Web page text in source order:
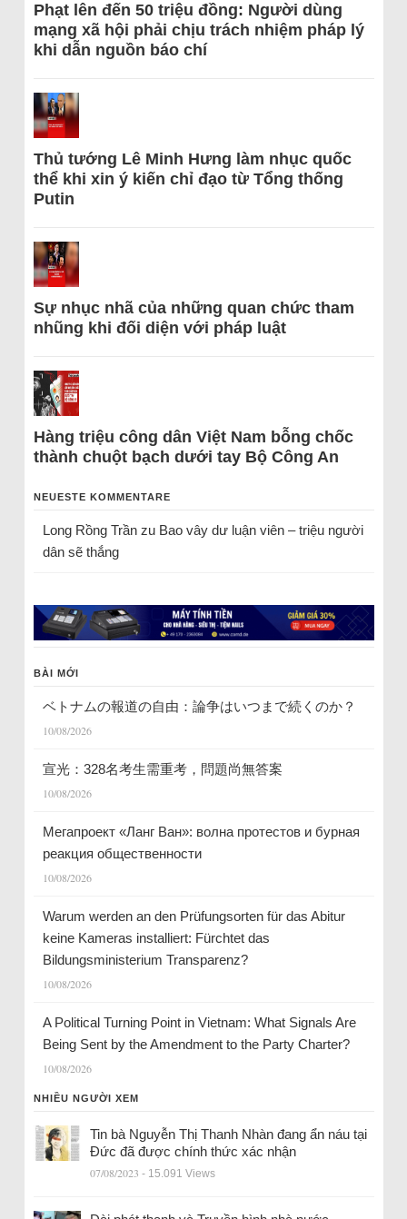
Phạt lên đến 50 triệu đồng: Người dùng
mạng xã hội phải chịu trách nhiệm pháp lý
khi dẫn nguồn báo chí
Thủ tướng Lê Minh Hưng làm nhục quốc
thể khi xin ý kiến chỉ đạo từ Tổng thống
Putin
Sự nhục nhã của những quan chức tham
nhũng khi đối diện với pháp luật
Hàng triệu công dân Việt Nam bỗng chốc
thành chuột bạch dưới tay Bộ Công An
NEUESTE KOMMENTARE
Long Rồng Trầnzu Bao vây dư luận viên – triệu người
dân sẽ thắng
BÀI MỚI
ベトナムの報道の自由：論争はいつまで続くのか？
10/08/2026
宣光：328名考生需重考，問題尚無答案
10/08/2026
Мегапроект «Ланг Ван»: волна протестов и бурная
реакция общественности
10/08/2026
Warum werden an den Prüfungsorten für das Abitur
keine Kameras installiert: Fürchtet das
Bildungsministerium Transparenz?
10/08/2026
A Political Turning Point in Vietnam: What Signals Are
Being Sent by the Amendment to the Party Charter?
10/08/2026
NHIỀU NGƯỜI XEM
Tin bà Nguyễn Thị Thanh Nhàn đang ẩn náu tại
Đức đã được chính thức xác nhận
07/08/2023 - 15.091 Views